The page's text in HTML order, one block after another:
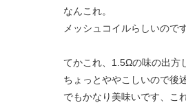
なんこれ。
メッシュコイルらしいので
てかこれ、1.5Ωの味の出方
ちょっとややこしいので後
でもかなり美味いです、これ